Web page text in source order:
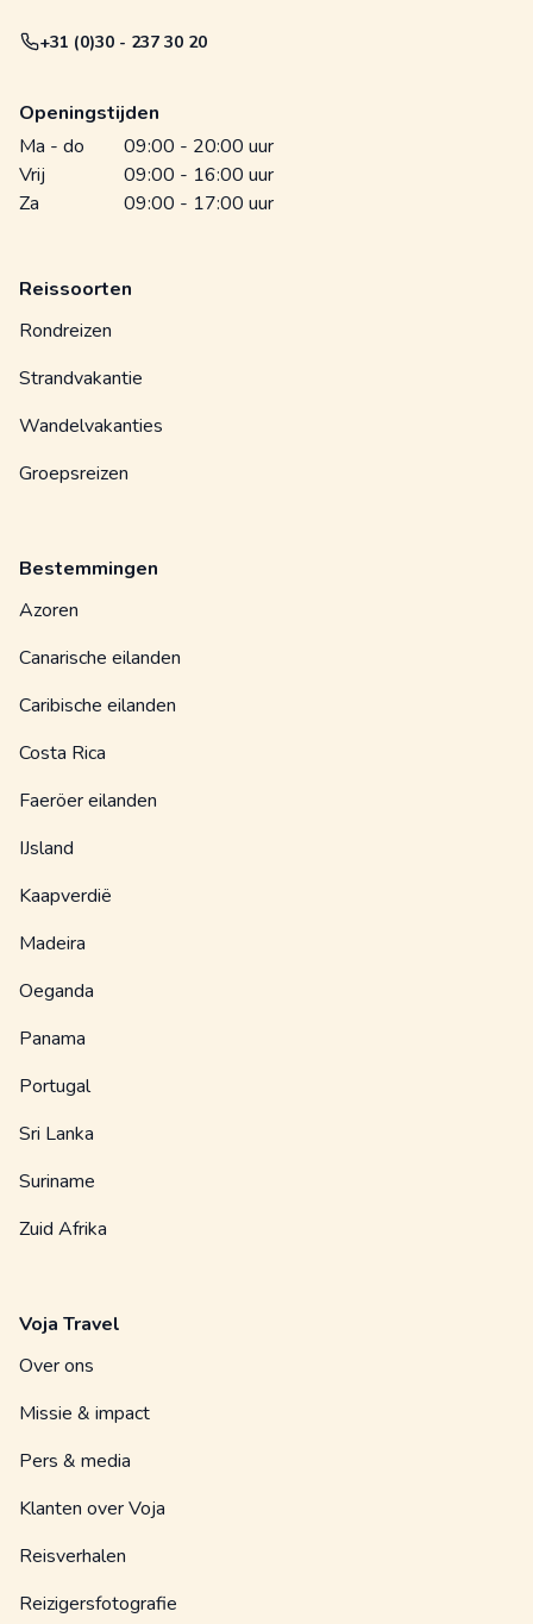
+31 (0)30 - 237 30 20
Openingstijden
Ma - do
09:00 - 20:00 uur
Vrij
09:00 - 16:00 uur
Za
09:00 - 17:00 uur
Reissoorten
Rondreizen
Strandvakantie
Wandelvakanties
Groepsreizen
Bestemmingen
Azoren
Canarische eilanden
Caribische eilanden
Costa Rica
Faeröer eilanden
IJsland
Kaapverdië
Madeira
Oeganda
Panama
Portugal
Sri Lanka
Suriname
Zuid Afrika
Voja Travel
Over ons
Missie & impact
Pers & media
Klanten over Voja
Reisverhalen
Reizigersfotografie